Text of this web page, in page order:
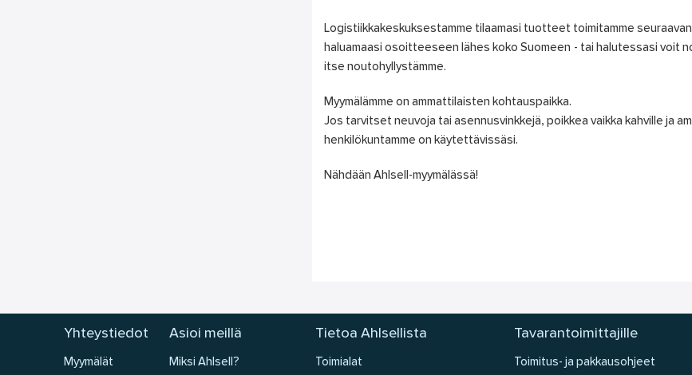
Logistiikkakeskuksestamme tilaamasi tuotteet toimitamme
haluamaasi osoitteeseen lähes koko Suomeen - tai halutessasi voit
itse noutohyllystämme.
Myymälämme on ammattilaisten kohtauspaikka.
Jos tarvitset neuvoja tai asennusvinkkejä, poikkea vaikka kahville ja
henkilökuntamme on käytettävissäsi.
Nähdään Ahlsell-myymälässä!
Yhteystiedot
Myymälät
Asioi meillä
Miksi Ahlsell?
Tietoa Ahlsellista
Toimialat
Tavarantoimittajille
Toimitus- ja pakkausohjeet